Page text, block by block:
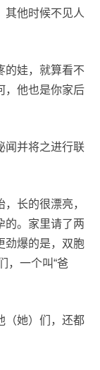
其他时候不见人
的娃，就算看不
，他也是你家后
闻并将之进行联
长的很漂亮，
的。家里请了两
劲爆的是，双胞
，一个叫“爸
（她）们，还都